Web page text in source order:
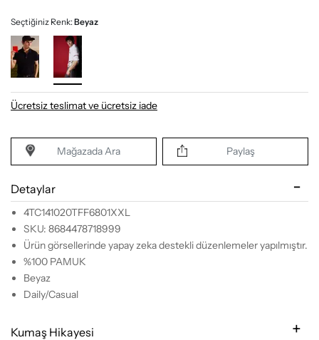
Seçtiğiniz Renk:Beyaz
Ücretsiz teslimat ve ücretsiz iade
Mağazada Ara Paylaş
Detaylar
4TC141020TFF6801XXL
SKU: 8684478718999
Ürün görsellerinde yapay zeka destekli düzenlemeler yapılmıştır.
%100 PAMUK
Beyaz
Daily/Casual
Kumaş Hikayesi